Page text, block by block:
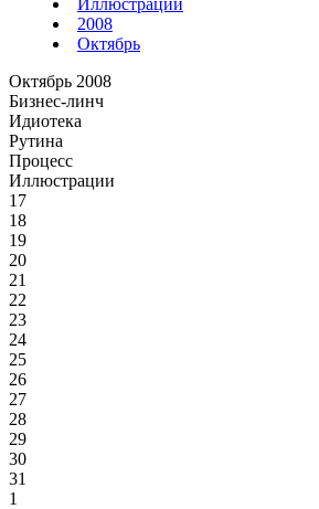
Иллюстрации
2008
Октябрь
Октябрь 2008
Бизнес-линч
Идиотека
Рутина
Процесс
Иллюстрации
17
18
19
20
21
22
23
24
25
26
27
28
29
30
31
1